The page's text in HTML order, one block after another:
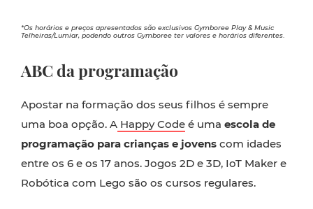
*Os horários e preços apresentados são exclusivos Gymboree Play & Music
Telheiras/Lumiar, podendo outros Gymboree ter valores e horários diferentes
ABC da programação
Apostar na formação dos seus filhos é sempre
uma boa opção. A Happy Code é uma escola de
programação para crianças e jovens com idades
entre os 6 e os 17 anos. Jogos 2D e 3D, IoT Maker e
Robótica com Lego são os cursos regulares.